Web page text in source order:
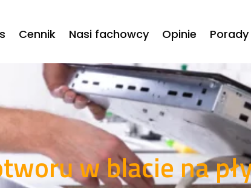
Cennik Nasi fachowcy Opinie Porady
w blacie na